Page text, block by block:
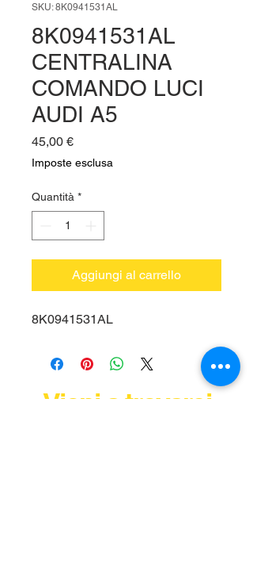
SKU: 8K0941531AL
8K0941531AL
CENTRALINA
COMANDO LUCI
AUDI A5
45,00 €Prezzo
Imposte esclusa
Quantità *
Aggiungi al carrello
8K0941531AL
Vieni a trovarci